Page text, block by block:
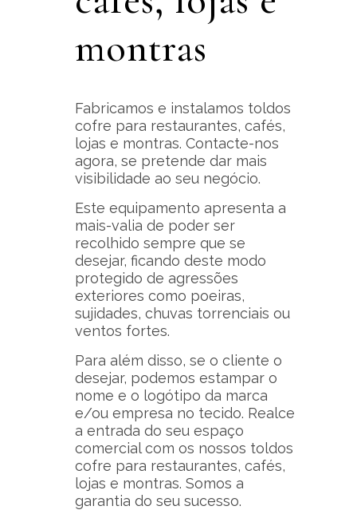
montras
Fabricamos e instalamos toldos
cofre para restaurantes, cafés,
lojas e montras. Contacte-nos
agora, se pretende dar mais
visibilidade ao seu negócio.
Este equipamento apresenta a
mais-valia de poder ser
recolhido sempre que se
desejar, ficando deste modo
protegido de agressões
exteriores como poeiras,
sujidades, chuvas torrenciais ou
ventos fortes.
Para além disso, se o cliente o
desejar, podemos estampar o
nome e o logótipo da marca
e/ou empresa no tecido. Realce
a entrada do seu espaço
comercial com os nossos toldos
cofre para restaurantes, cafés,
lojas e montras. Somos a
garantia do seu sucesso.